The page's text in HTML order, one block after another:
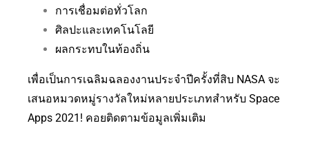
การเชื่อมต่อทั่วโลก
ศิลปะและเทคโนโลยี
ผลกระทบในท้องถิ่น
เพื่อเป็นการเฉลิมฉลองงานประจำปีครั้งที่สิบ NASA จะ
เสนอหมวดหมู่รางวัลใหม่หลายประเภทสำหรับ Space
Apps 2021! คอยติดตามข้อมูลเพิ่มเติม